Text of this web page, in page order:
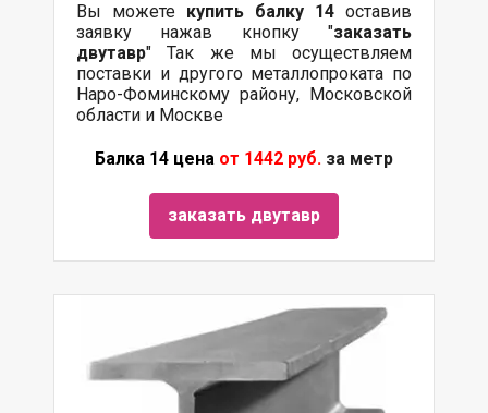
Вы можете купить балку 14 оставив
заявку нажав кнопку "заказать
двутавр" Так же мы осуществляем
поставки и другого металлопроката по
Наро-Фоминскому району, Московской
области и Москве
Балка 14 цена от 1442 руб. за метр
заказать двутавр